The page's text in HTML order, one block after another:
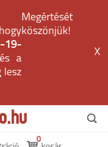
19-
a
lesz
Megértését
köszönjük!
X
0